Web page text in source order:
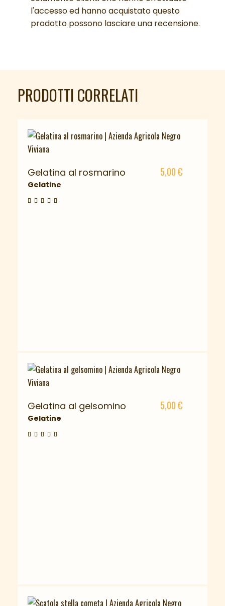
l'accesso ed hanno acquistato questo
prodotto possono lasciare una recensione.
PRODOTTI CORRELATI
Gelatina al rosmarino
Gelatine
5,00€
Gelatina al gelsomino
Gelatine
5,00€